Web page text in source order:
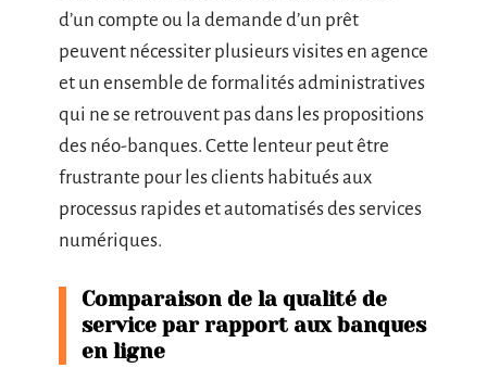
d’un compte ou la demande d’un prêt
peuvent nécessiter plusieurs visites en agence
et un ensemble de formalités administratives
qui ne se retrouvent pas dans les propositions
des néo-banques. Cette lenteur peut être
frustrante pour les clients habitués aux
processus rapides et automatisés des services
numériques.
Comparaison de la qualité de
service par rapport aux banques
en ligne